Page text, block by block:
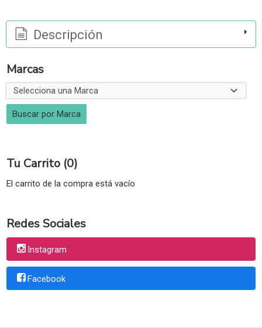
Marcas
Tu Carrito (0)
El carrito de la compra está vacío
Redes Sociales
Instagram
Facebook
Descripción